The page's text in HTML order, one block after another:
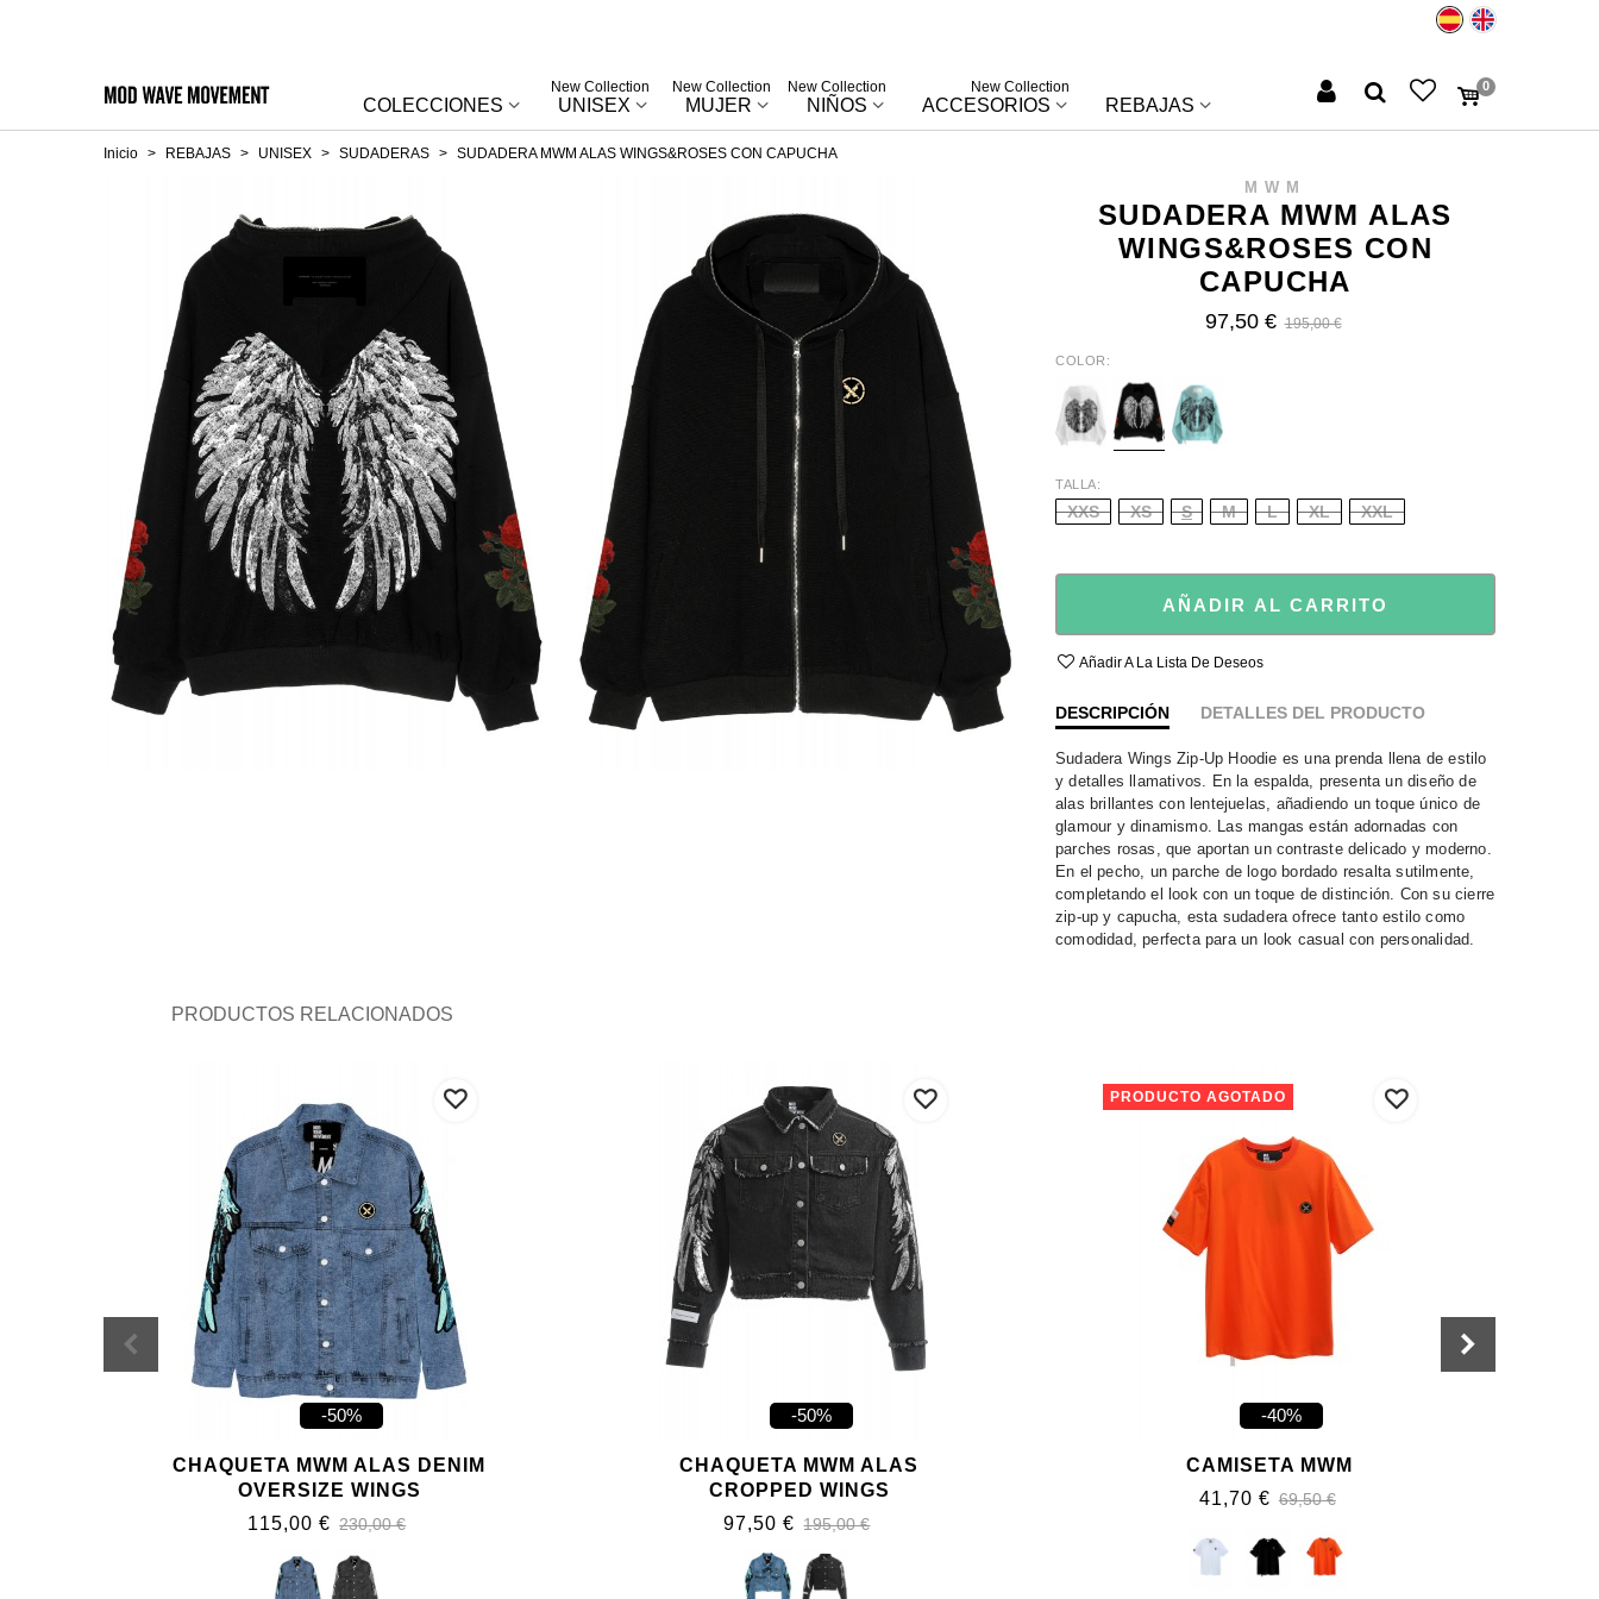
COLECCIONES UNISEX
New Collection
MUJER
New Collection
NIÑOS
New Collection
ACCESORIOS
New Collection
REBAJAS
0
Inicio > REBAJAS > UNISEX > SUDADERAS > SUDADERA MWM ALAS WINGS&ROSES CON CAPUCHA
MWM
SUDADERA MWM ALAS
WINGS&ROSES CON
CAPUCHA
97,50 € 195,00 €
COLOR
WHITE BLACK TURQUOISE
TALLA
XXS XS S M L XL XXL
AÑADIR AL CARRITO
Añadir A La Lista De Deseos
DESCRIPCIÓN DETALLES DEL PRODUCTO
Sudadera Wings Zip-Up Hoodie es una prenda llena de estilo
y detalles llamativos. En la espalda, presenta un diseño de
alas brillantes con lentejuelas, añadiendo un toque único de
glamour y dinamismo. Las mangas están adornadas con
parches rosas, que aportan un contraste delicado y moderno.
En el pecho, un parche de logo bordado resalta sutilmente,
completando el look con un toque de distinción. Con su cierre
zip-up y capucha, esta sudadera ofrece tanto estilo como
comodidad, perfecta para un look casual con personalidad.
PRODUCTOS RELACIONADOS
-50%
CHAQUETA MWM ALAS DENIM
OVERSIZE WINGS
115,00 € 230,00 €
-50%
CHAQUETA MWM ALAS
CROPPED WINGS
97,50 € 195,00 €
-40%
PRODUCTO AGOTADO
CAMISETA MWM
41,70 € 69,50 €